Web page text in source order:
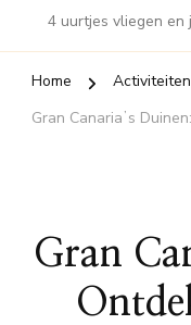
4 uurtjes vliegen en
Home
Activiteiten
Gran Canariaʼs
Gran